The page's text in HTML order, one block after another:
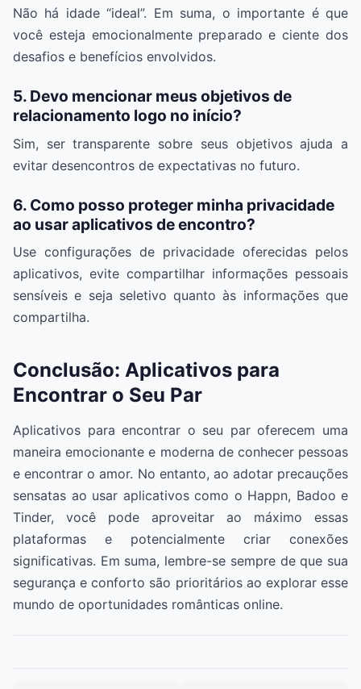
Não há idade “ideal”. Em suma, o importante é que
você esteja emocionalmente preparado e ciente dos
desafios e benefícios envolvidos.
5. Devo mencionar meus objetivos de
relacionamento logo no início?
Sim, ser transparente sobre seus objetivos ajuda a
evitar desencontros de expectativas no futuro.
6. Como posso proteger minha privacidade
ao usar aplicativos de encontro?
Use configurações de privacidade oferecidas pelos
aplicativos, evite compartilhar informações pessoais
sensíveis e seja seletivo quanto às informações que
compartilha.
Conclusão: Aplicativos para
Encontrar o Seu Par
Aplicativos para encontrar o seu par oferecem uma
maneira emocionante e moderna de conhecer pessoas
e encontrar o amor. No entanto, ao adotar precauções
sensatas ao usar aplicativos como o Happn, Badoo e
Tinder, você pode aproveitar ao máximo essas
plataformas e potencialmente criar conexões
significativas. Em suma, lembre-se sempre de que sua
segurança e conforto são prioritários ao explorar esse
mundo de oportunidades românticas online.